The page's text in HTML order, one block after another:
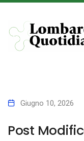
Giugno 10, 2026
Post